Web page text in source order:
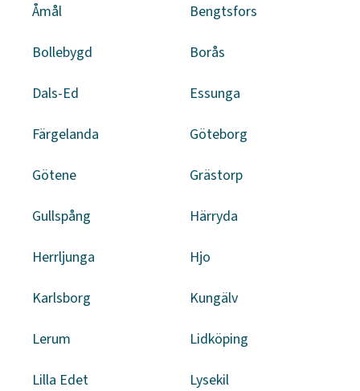
Åmål Bengtsfors
Bollebygd Borås
Dals-Ed Essunga
Färgelanda Göteborg
Götene Grästorp
Gullspång Härryda
Herrljunga Hjo
Karlsborg Kungälv
Lerum Lidköping
Lilla Edet Lysekil